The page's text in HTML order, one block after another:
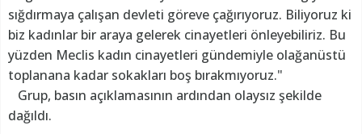
sığdırmaya çalışan devleti göreve çağırıyoruz. Biliyoruz ki
biz kadınlar bir araya gelerek cinayetleri önleyebiliriz. Bu
yüzden Meclis kadın cinayetleri gündemiyle olağanüstü
toplanana kadar sokakları boş bırakmıyoruz."
Grup, basın açıklamasının ardından olaysız şekilde
dağıldı.